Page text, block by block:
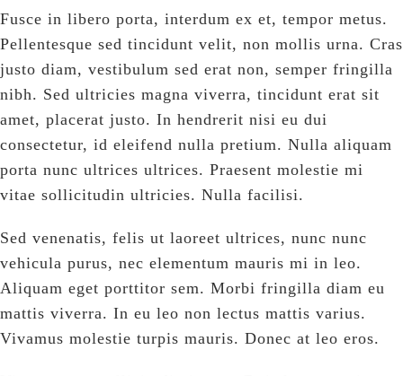
Fusce in libero porta, interdum ex et, tempor metus.
Pellentesque sed tincidunt velit, non mollis urna. Cras
justo diam, vestibulum sed erat non, semper fringilla
nibh. Sed ultricies magna viverra, tincidunt erat sit
amet, placerat justo. In hendrerit nisi eu dui
consectetur, id eleifend nulla pretium. Nulla aliquam
porta nunc ultrices ultrices. Praesent molestie mi
vitae sollicitudin ultricies. Nulla facilisi.
Sed venenatis, felis ut laoreet ultrices, nunc nunc
vehicula purus, nec elementum mauris mi in leo.
Aliquam eget porttitor sem. Morbi fringilla diam eu
mattis viverra. In eu leo non lectus mattis varius.
Vivamus molestie turpis mauris. Donec at leo eros.